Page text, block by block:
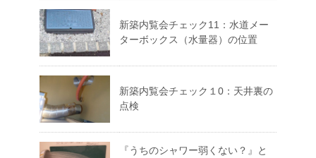
新築内覧会チェック11：水道メー
ターボックス（水量器）の位置
新築内覧会チェック１0：天井裏の
点検
『うちのシャワー弱くない？』と